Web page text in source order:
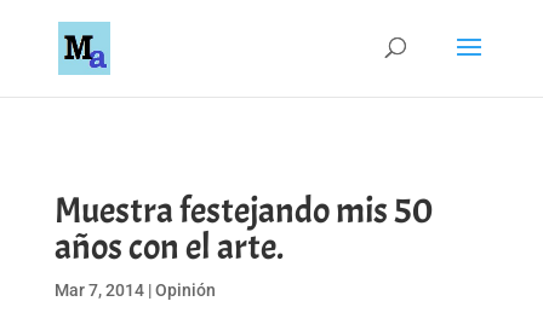
Muestra festejando mis 50
años con el arte.
Mar 7, 2014|Opinión